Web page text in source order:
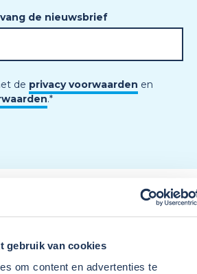
gebruik van cookies
om content en advertenties te
de nieuwsbrief
de privacy voorwaarden en
.*